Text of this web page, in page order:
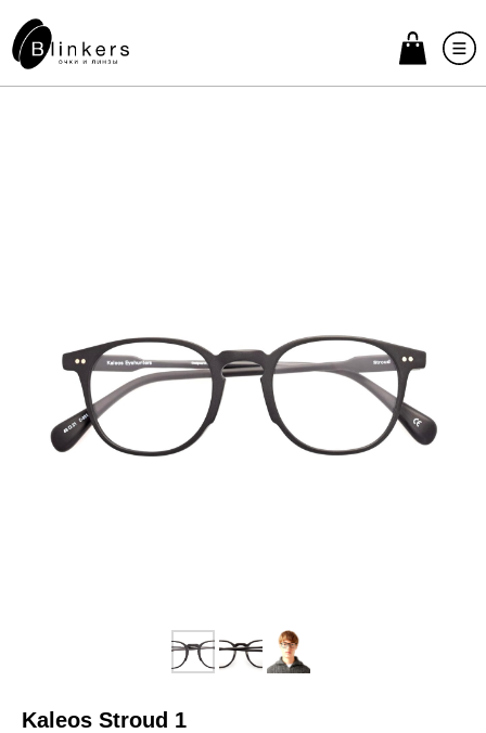
Kaleos Stroud 1